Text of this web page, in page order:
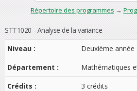
Répertoire des programmes →
STT1020 - Analyse de la variance
Niveau :
Deuxième année
Département : Mathématiques
Crédits : 3 crédits